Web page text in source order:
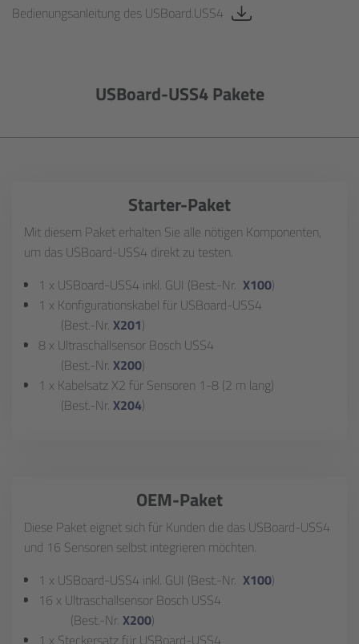
Bedienungsanleitung des USBoard.USS4
USBoard-USS4 Pakete
Starter-Paket
Mit diesem Paket erhalten Sie alle nötigen Komponenten,
um das USBoard-USS4 direkt zu testen.
1 x USBoard-USS4 inkl. GUI (Best.-Nr. X100)
1 x Konfigurationskabel für USBoard-USS4
(Best.-Nr. X201)
8 x Ultraschallsensor Bosch USS4
(Best.-Nr. X200)
1 x Kabelsatz X2 für Sensoren 1-8 (2 m lang)
(Best.-Nr. X204)
OEM-Paket
Diese Paket eignet sich für Kunden die das USBoard-USS4
und 16 Sensoren selbst integrieren möchten.
1 x USBoard-USS4 inkl. GUI (Best.-Nr. X100)
16 x Ultraschallsensor Bosch USS4
(Best.-Nr. X200)
1 x Steckersatz für USBoard-USS4